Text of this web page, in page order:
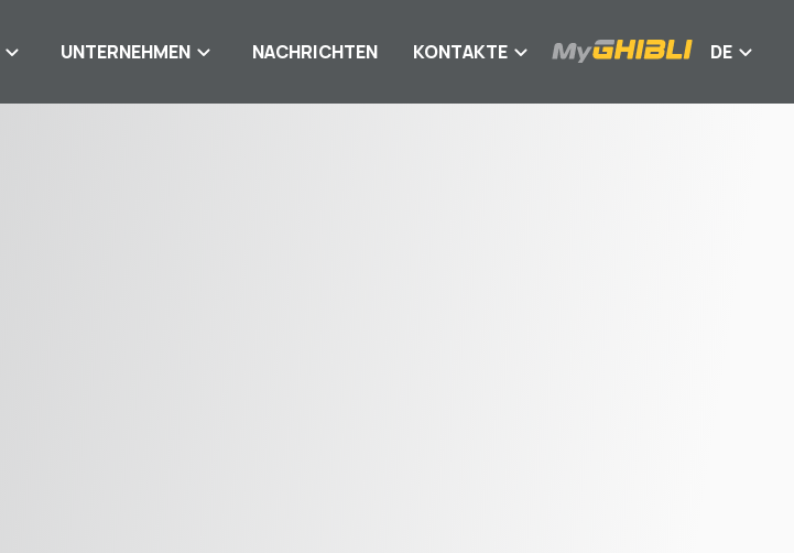
UNTERNEHMEN NACHRICHTEN KONTAKTE DE